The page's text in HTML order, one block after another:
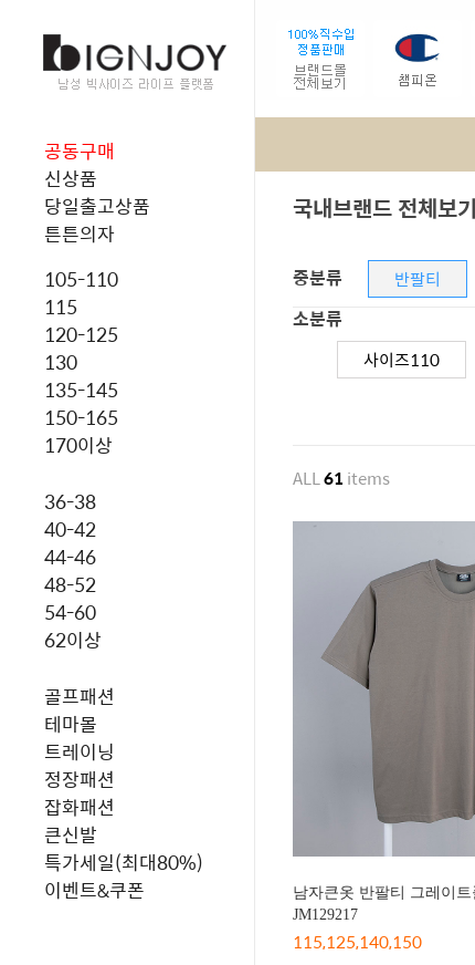
공동구매
신상품
당일출고상품
튼튼의자
105-110
115
120-125
130
135-145
150-165
170이상
36-38
40-42
44-46
48-52
54-60
62이상
골프패션
테마몰
트레이닝
정장패션
잡화패션
큰신발
특가세일(최대80%)
이벤트&쿠폰
국내브랜드 전체보기
중분류 반팔티
소분류
사이즈110
ALL61 items
남자큰옷 반팔티 그레이
JM129217
115,125,140,150